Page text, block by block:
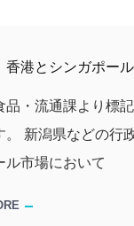
香港とシンガポー
品・流通課より標
。 新潟県などの行
ル市場において